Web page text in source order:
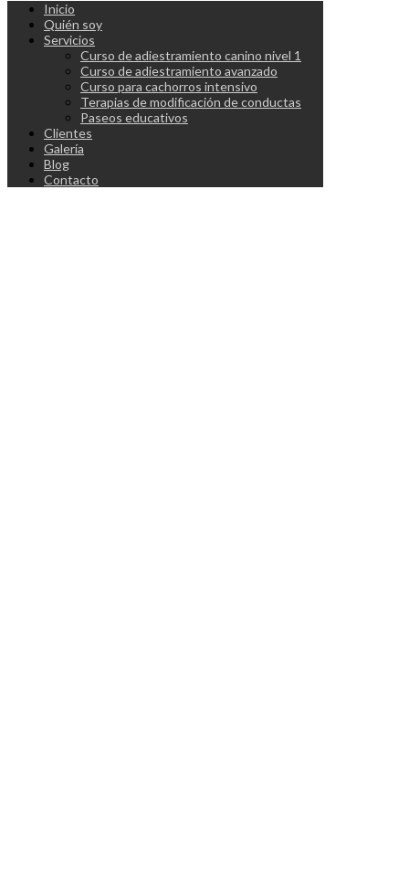
Inicio
Quién soy
Servicios
Curso de adiestramiento canino nivel 1
Curso de adiestramiento avanzado
Curso para cachorros intensivo
Terapias de modificación de conductas
Paseos educativos
Clientes
Galería
Blog
Contacto